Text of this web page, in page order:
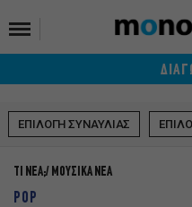
ΕΠΙΛΟΓΗ ΣΥΝΑΥΛΙΑΣ
ΤΙ ΝΕΑ; ΜΟΥΣΙΚΑ ΝΕΑ
POP